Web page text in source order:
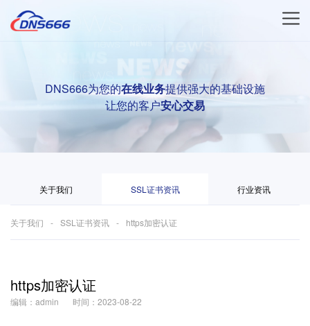
DNS666为您的在线业务提供强大的基础设施
让您的客户安心交易
关于我们 SSL证书资讯 行业资讯
关于我们 SSL证书资讯 https加密认证
https加密认证
编辑：admin 时间：2023-08-22